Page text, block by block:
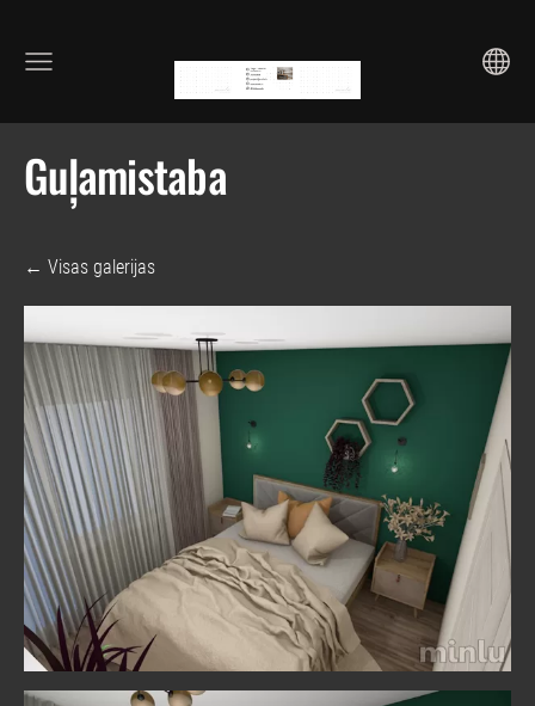
Guļamistaba
Visas galerijas